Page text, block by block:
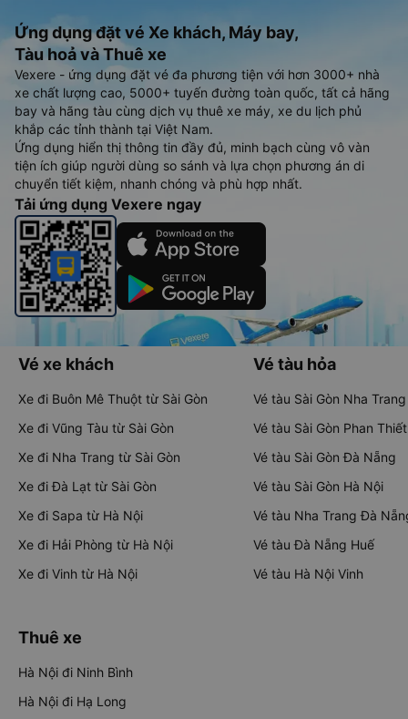
Ứng dụng đặt vé Xe khách, Máy bay,
Tàu hoả và Thuê xe
Vexere - ứng dụng đặt vé đa phương tiện với hơn 3000+ nhà
xe chất lượng cao, 5000+ tuyến đường toàn quốc, tất cả hãng
bay và hãng tàu cùng dịch vụ thuê xe máy, xe du lịch phủ
khắp các tỉnh thành tại Việt Nam.
Ứng dụng hiển thị thông tin đầy đủ, minh bạch cùng vô vàn
tiện ích giúp người dùng so sánh và lựa chọn phương án di
chuyển tiết kiệm, nhanh chóng và phù hợp nhất.
Tải ứng dụng Vexere ngay
Vé xe khách
Xe đi Buôn Mê Thuột từ Sài Gòn
Xe đi Vũng Tàu từ Sài Gòn
Xe đi Nha Trang từ Sài Gòn
Xe đi Đà Lạt từ Sài Gòn
Xe đi Sapa từ Hà Nội
Xe đi Hải Phòng từ Hà Nội
Xe đi Vinh từ Hà Nội
Vé tàu hỏa
Vé tàu Sài Gòn Nha Trang
Vé tàu Sài Gòn Phan Thiết
Vé tàu Sài Gòn Đà Nẵng
Vé tàu Sài Gòn Hà Nội
Vé tàu Nha Trang Đà
Vé tàu Đà Nẵng Huế
Vé tàu Hà Nội Vinh
Thuê xe
Hà Nội đi Ninh Bình
Hà Nội đi Hạ Long